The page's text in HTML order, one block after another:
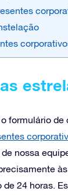
formulário de
nossa
24 horas.